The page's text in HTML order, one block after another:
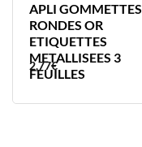
APLI GOMMETTES
RONDES OR
ETIQUETTES
METALLISEES 3
FEUILLES
2,77€